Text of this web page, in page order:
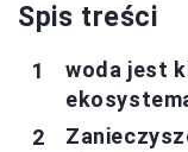
Spis treści
woda jest